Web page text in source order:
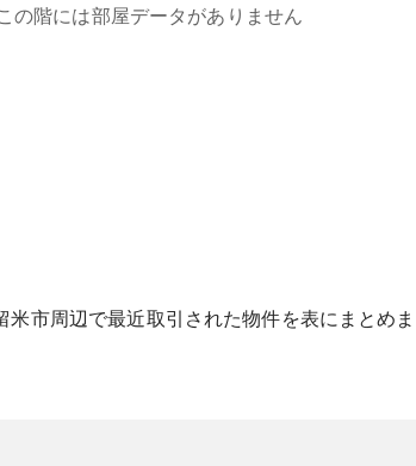
の階には部屋データがありません
米市周辺で最近取引された物件を表にまとめ